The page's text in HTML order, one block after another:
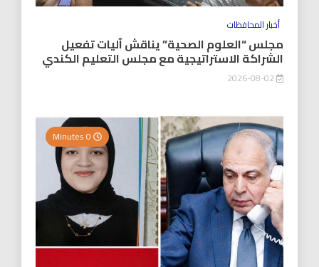
أخبار المحافظات
مجلس “العلوم الصحية” يناقش آليات تفعيل
الشراكة الاستراتيجية مع مجلس التعليم الكندي